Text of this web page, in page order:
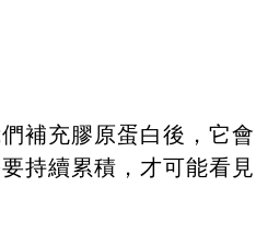
補充膠原蛋白後，它會
持續累積，才可能看見